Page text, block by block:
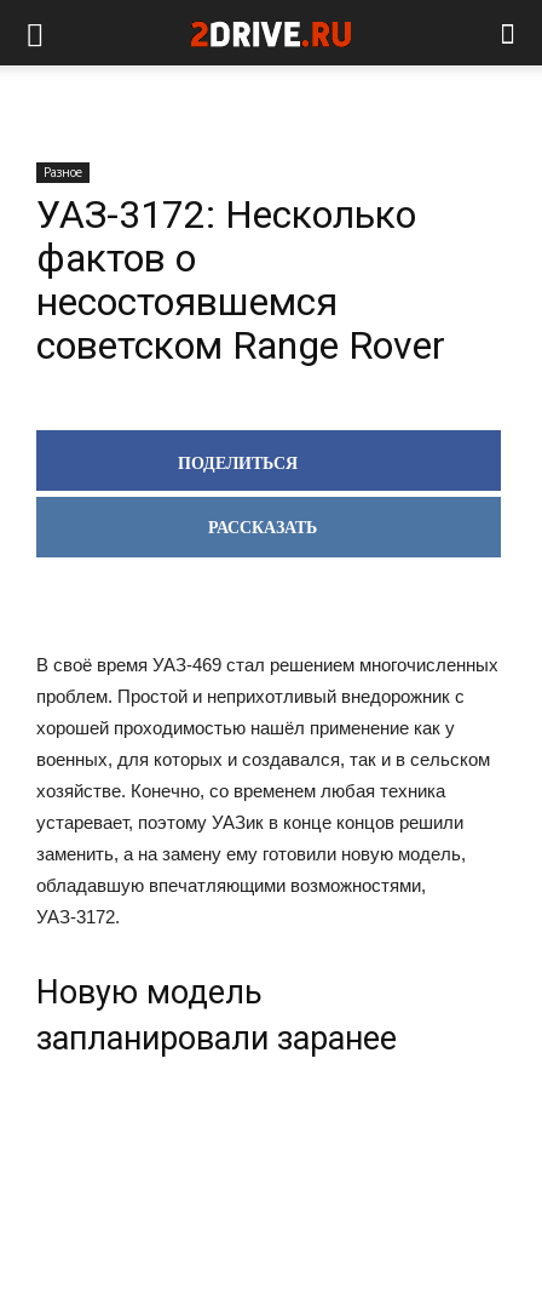
Разное
УАЗ-3172: Несколько
фактов о
несостоявшемся
советском Range Rover
ПОДЕЛИТЬСЯ
РАССКАЗАТЬ
В своё время УАЗ-469 стал решением многочисленных
проблем. Простой и неприхотливый внедорожник с
хорошей проходимостью нашёл применение как у
военных, для которых и создавался, так и в сельском
хозяйстве. Конечно, со временем любая техника
устаревает, поэтому УАЗик в конце концов решили
заменить, а на замену ему готовили новую модель,
обладавшую впечатляющими возможностями,
УАЗ-3172.
Новую модель
запланировали заранее